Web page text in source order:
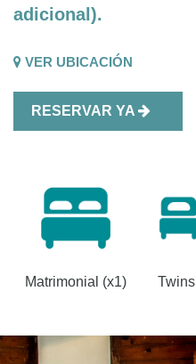
adicional).
VER UBICACIÓN
RESERVAR YA
Matrimonial (x1)